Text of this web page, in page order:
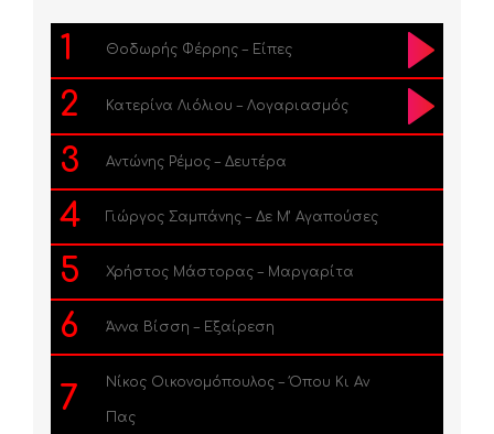
1 Θοδωρής Φέρρης – Είπες
2 Κατερίνα Λιόλιου – Λογαριασμός
3 Αντώνης Ρέμος – Δευτέρα
4 Γιώργος Σαμπάνης – Δε Μ’ Αγαπούσες
5 Χρήστος Μάστορας – Μαργαρίτα
6 Άννα Βίσση – Εξαίρεση
7 Νίκος Οικονομόπουλος – Όπου Κι Αν
Πας